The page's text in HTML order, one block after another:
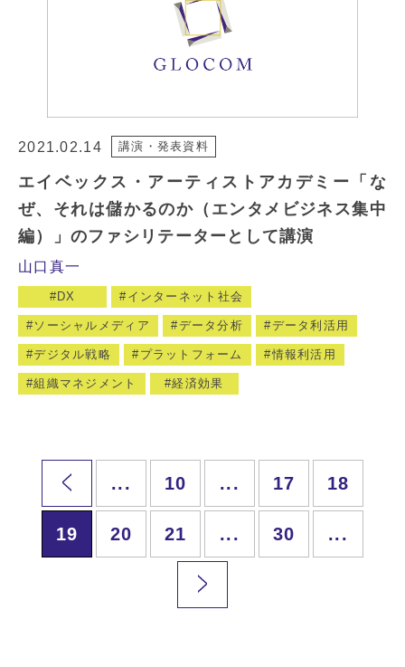
2021.02.14 講演・発表資料
エイベックス・アーティストアカデミー「な
ぜ、それは儲かるのか（エンタメビジネス集中
編）」のファシリテーターとして講演
山口真一
DX インターネット社会
ソーシャルメディア データ分析 データ利活用
デジタル戦略 プラットフォーム 情報利活用
組織マネジメント 経済効果
... 10 ... 17 18
19 20 21 ... 30 ...